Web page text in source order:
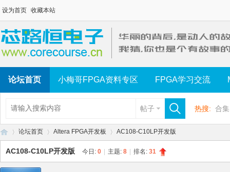
设为首页 收藏本站
论坛首页 小梅哥FPGA资料专区 FPGA学习交流
帖子 热搜: 合集
论坛首页 Altera FPGA开发板 AC108-C10LP开发版
AC108-C10LP开发版 今日: 0 主题: 8 排名: 31